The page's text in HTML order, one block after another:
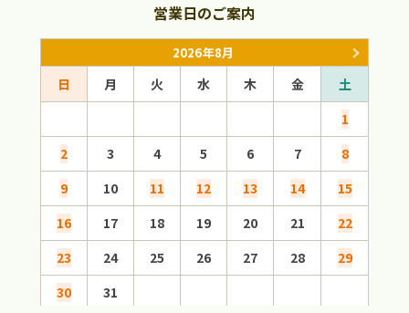
営業日のご案内
2026年8月
日 月 火 水 木 金
土
1
2
3 4 5 6 7
8
9
10 11 12 13 14
15
16
17 18 19 20 21
22
23
24 25 26 27 28
29
30
31